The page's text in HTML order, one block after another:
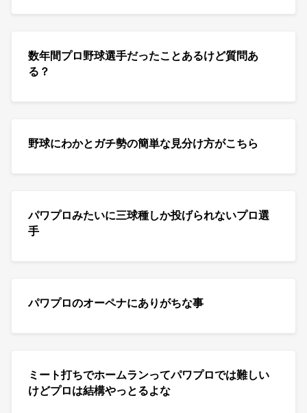
数年間プロ野球選手だったことあるけど質問あ
る？
野球にわかとガチ勢の簡単な見分け方がこちら
パワプロみたいに三球種しか投げられないプロ選
手
パワプロのオーペナにありがちな事
ミート打ちでホームランってパワプロでは難しい
けどプロは結構やっとるよな